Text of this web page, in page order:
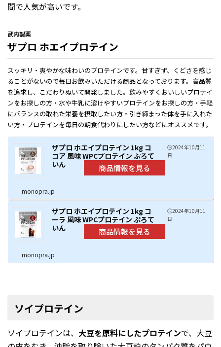
間で人気が高いです。
武内製薬
ザプロ ホエイプロテイン
スッキリ・爽やかな味わいのプロテインです。甘すぎず、くどさを感じ
ることがないので毎日お飲みいただける商品となっております。高品質
を追求し、こだわりぬいて開発しました。飲みやすくおいしいプロテイ
ンをお探しの方・水や牛乳に溶けやすいプロテインをお探しの方・手軽
にバランスの取れた栄養を摂取したい方・引き締まった体を手に入れた
い方・プロテインを毎日の朝食代わりにしたい方などにオススメです。
ザプロ ホエイプロテイン 1kg コ
コア 風味 WPCプロテイン ぷろて
いん
🕒️2024年10月11
日
monopra.jp
ザプロ ホエイプロテイン 1kg コ
ーラ 風味 WPCプロテイン ぷろて
いん
🕒️2024年10月11
日
monopra.jp
ソイプロテイン
ソイプロテインは、 大豆を原料にしたプロテインで、大豆